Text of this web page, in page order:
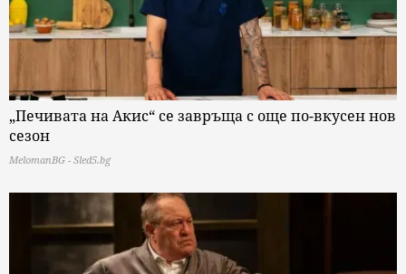
„Печивата на Акис“ се завръща с още по-вкусен нов
сезон
MelomanBG - Sled5.bg